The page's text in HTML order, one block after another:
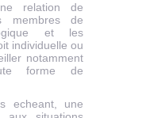
relation de
membres de
et les
individuelle ou
notamment
forme de
echeant, une